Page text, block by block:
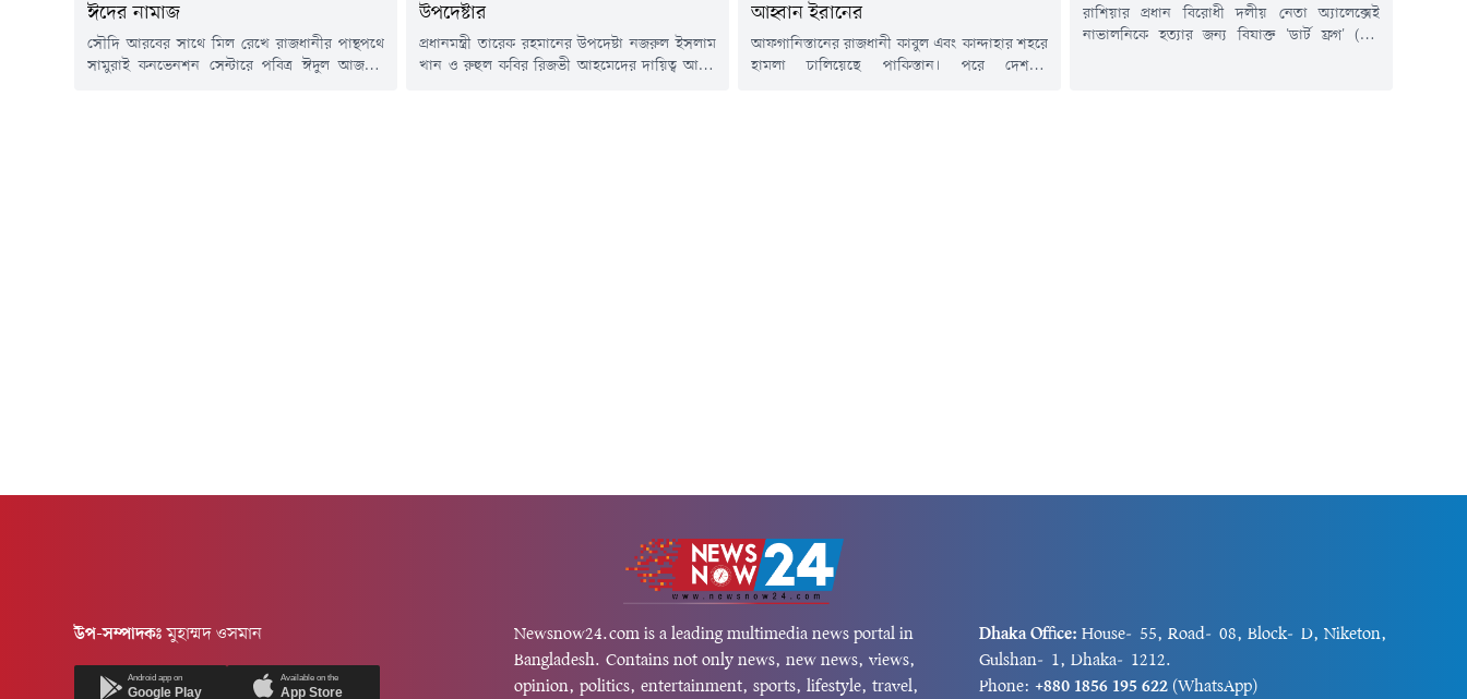
ঈদের নামাজ
সৌদি আরবের সাথে মিল রেখে রাজধানীর পান্থপথে
সামুরাই কনভেনশন সেন্টারে পবিত্র ঈদুল আজহার
উপদেষ্টার
প্রধানমন্ত্রী তারেক রহমানের উপদেষ্টা নজরুল ইসলাম
খান ও রুহুল কবির রিজভী আহমেদের দায়িত্ব আরও
আহ্বান ইরানের
আফগানিস্তানের রাজধানী কাবুল এবং কান্দাহার শহরে
হামলা চালিয়েছে পাকিস্তান। পরে দেশটির
রাশিয়ার প্রধান বিরোধী দলীয় নেতা অ্যালেক্সেই
নাভালনিকে হত্যার জন্য বিষাক্ত 'ডার্ট ফ্রগ' (এক
উপ-সম্পাদকঃমুহাম্মদ ওসমান
Android app on
Google Play
Available on the
App Store
Newsnow24.com is a leading multimedia news portal in
Bangladesh. Contains not only news, new news, views,
opinion, politics, entertainment, sports, lifestyle, travel,
Dhaka Office: House-55, Road-08, Block-D, Niketon,
Gulshan-1, Dhaka-1212.
Phone: +880 1856 195 622 (WhatsApp)